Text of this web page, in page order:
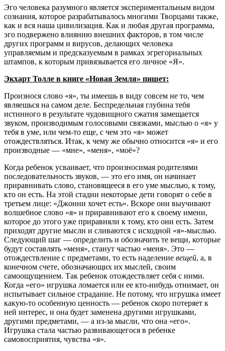
Эго человека разумного является экспериментальным видом
сознания, которое разрабатывалось многими Творцами также,
как и вся наша цивилизация. Как и любая другая программа,
эго подвержено влиянию внешних факторов, в том числе
других программ и вирусов, делающих человека
управляемым и предсказуемым в рамках эгрегориальных
штампов, к которым привязывается его личное «Я».
Экхарт Толле в книге «Новая Земля» пишет:
Произнося слово «я», ты имеешь в виду совсем не то, чем
являешься на самом деле. Беспредельная глубина тебя
истинного в результате чудовищного сжатия замещается
звуком, производимым голосовыми связками, мыслью о «я» у
тебя в уме, или чем-то еще, с чем это «я» может
отождествляться. Итак, к чему же обычно относится «я» и его
производные — «мне», «меня», «моё»?
Когда ребенок усваивает, что произносимая родителями
последовательность звуков, — это его имя, он начинает
приравнивать слово, становящееся в его уме мыслью, к тому,
кто он есть. На этой стадии некоторые дети говорят о себе в
третьем лице: «Джонни хочет есть». Вскоре они выучивают
волшебное слово «я» и приравнивают его к своему имени,
которое до этого уже приравняли к тому, кто они есть. Затем
приходят другие мысли и сливаются с исходной «я»-мыслью.
Следующий шаг — определить и обозначить те вещи, которые
будут составлять «меня», станут частью «меня». Это —
отождествление с предметами, то есть наделение вещей, а, в
конечном счете, обозначающих их мыслей, своим
самоощущением. Так ребенок отождествляет себя с ними.
Когда «его» игрушка ломается или ее кто-нибудь отнимает, он
испытывает сильное страдание. Не потому, что игрушка имеет
какую-то особенную ценность — ребенок скоро потеряет к
ней интерес, и она будет заменена другими игрушками,
другими предметами, — а из-за мысли, что она «его».
Игрушка стала частью развивающегося в ребенке
самовосприятия, чувства «я».